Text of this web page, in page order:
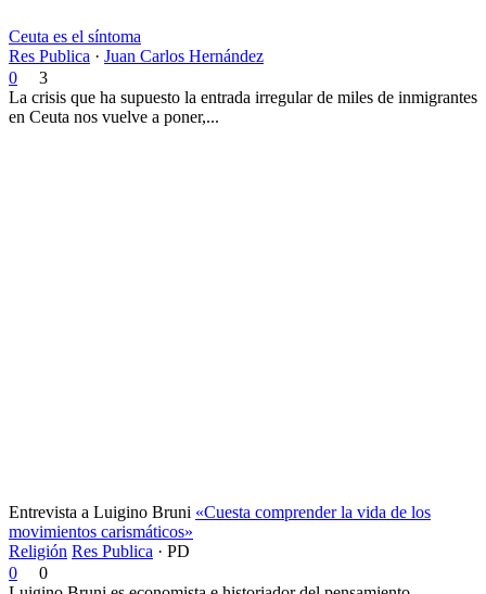
Ceuta es el síntoma
Res Publica · Juan Carlos Hernández
0
3
La crisis que ha supuesto la entrada irregular de miles de inmigrantes
en Ceuta nos vuelve a poner,...
Entrevista a Luigino Bruni «Cuesta comprender la vida de los
movimientos carismáticos»
Religión Res Publica · PD
0
0